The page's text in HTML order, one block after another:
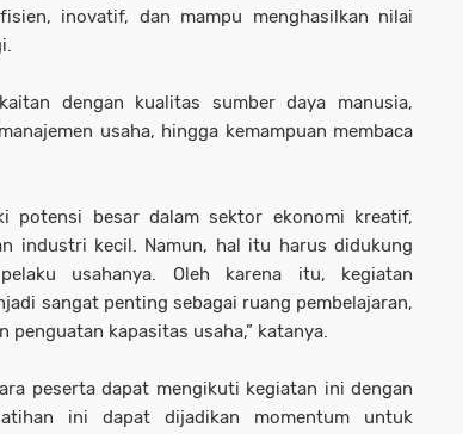
inovatif, dan mampu menghasilkan nilai
dengan kualitas sumber daya manusia,
usaha, hingga kemampuan membaca
potensi besar dalam sektor ekonomi kreatif,
industri kecil. Namun, hal itu harus didukung
usahanya. Oleh karena itu, kegiatan
sangat penting sebagai ruang pembelajaran,
penguatan kapasitas usaha,” katanya.
peserta dapat mengikuti kegiatan ini dengan
ini dapat dijadikan momentum untuk